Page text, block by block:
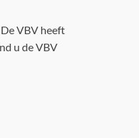
VBV heeft
u de VBV